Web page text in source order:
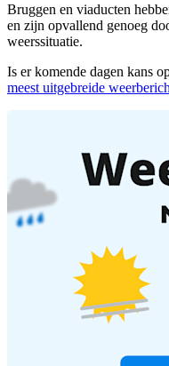
Bruggen en viaducten
en zijn opvallend genoeg
weerssituatie.
Is er komende dagen kans
meest uitgebreide